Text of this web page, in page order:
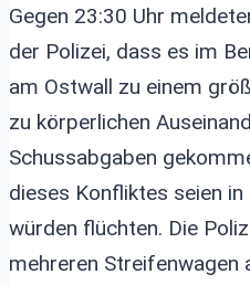
Gegen 23:30 Uhr
der Polizei, dass es im
am Ostwall zu einem
zu körperlichen
Schussabgaben
dieses Konfliktes seien
würden flüchten. Die
mehreren Streifenwagen